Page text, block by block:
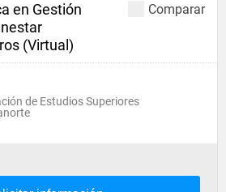
Comparar
en Gestión
(Virtual)
de Estudios Superiores